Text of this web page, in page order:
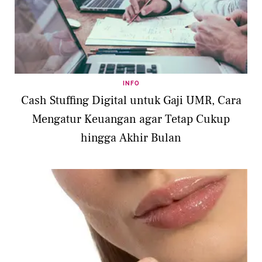
INFO
Cash Stuffing Digital untuk Gaji UMR, Cara
Mengatur Keuangan agar Tetap Cukup
hingga Akhir Bulan